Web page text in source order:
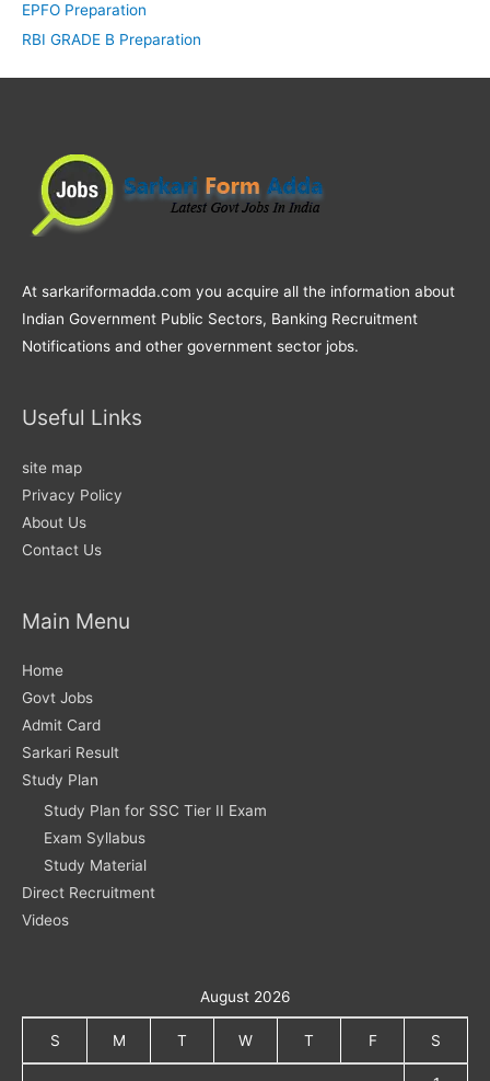
EPFO Preparation
RBI GRADE B Preparation
At sarkariformadda.com you acquire all the information about
Indian Government Public Sectors, Banking Recruitment
Notifications and other government sector jobs.
Useful Links
site map
Privacy Policy
About Us
Contact Us
Main Menu
Home
Govt Jobs
Admit Card
Sarkari Result
Study Plan
Study Plan for SSC Tier II Exam
Exam Syllabus
Study Material
Direct Recruitment
Videos
August 2026
S M T W T F S